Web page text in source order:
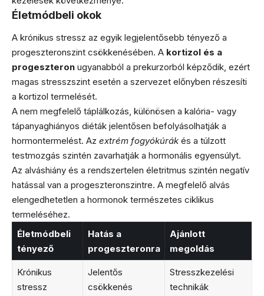
Életmódbeli okok
A krónikus stressz az egyik legjelentősebb tényező a
progeszteronszint csökkenésében. A kortizol és a
progeszteron ugyanabból a prekurzorból képződik, ezért
magas stresszszint esetén a szervezet előnyben részesíti
a kortizol termelését.
A nem megfelelő táplálkozás, különösen a kalória- vagy
tápanyaghiányos diéták jelentősen befolyásolhatják a
hormontermelést. Az extrém fogyókúrák és a túlzott
testmozgás szintén zavarhatják a hormonális egyensúlyt.
Az alváshiány és a rendszertelen életritmus szintén negatív
hatással van a progeszteronszintre. A megfelelő alvás
elengedhetetlen a hormonok természetes ciklikus
termeléséhez.
Életmódbeli
tényező
Hatás a
progeszteronra
Ajánlott
megoldás
Krónikus
stressz
Jelentős
csökkenés
Stresszkezelési
technikák